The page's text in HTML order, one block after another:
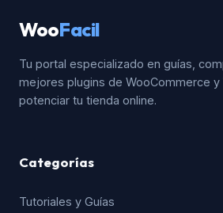
WooFacil
Tu portal especializado en guías,
mejores plugins de WooCommerce y
potenciar tu tienda online.
Categorías
Tutoriales y Guías